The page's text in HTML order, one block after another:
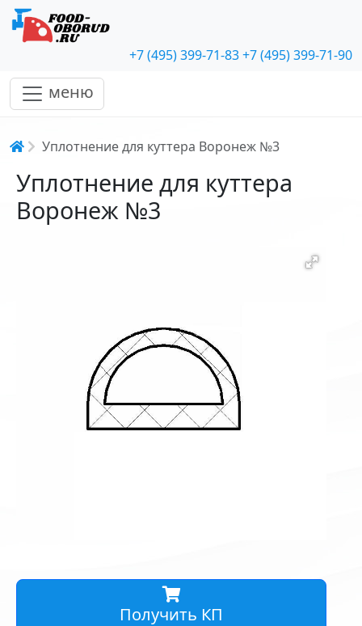
+7 (495) 399-71-83+7 (495) 399-71-90
меню
Строка навигации
Уплотнение для куттера Воронеж №3
Уплотнение для куттера
Воронеж №3
Получить КП